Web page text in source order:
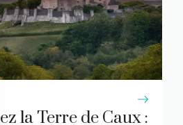
la Terre de Caux :